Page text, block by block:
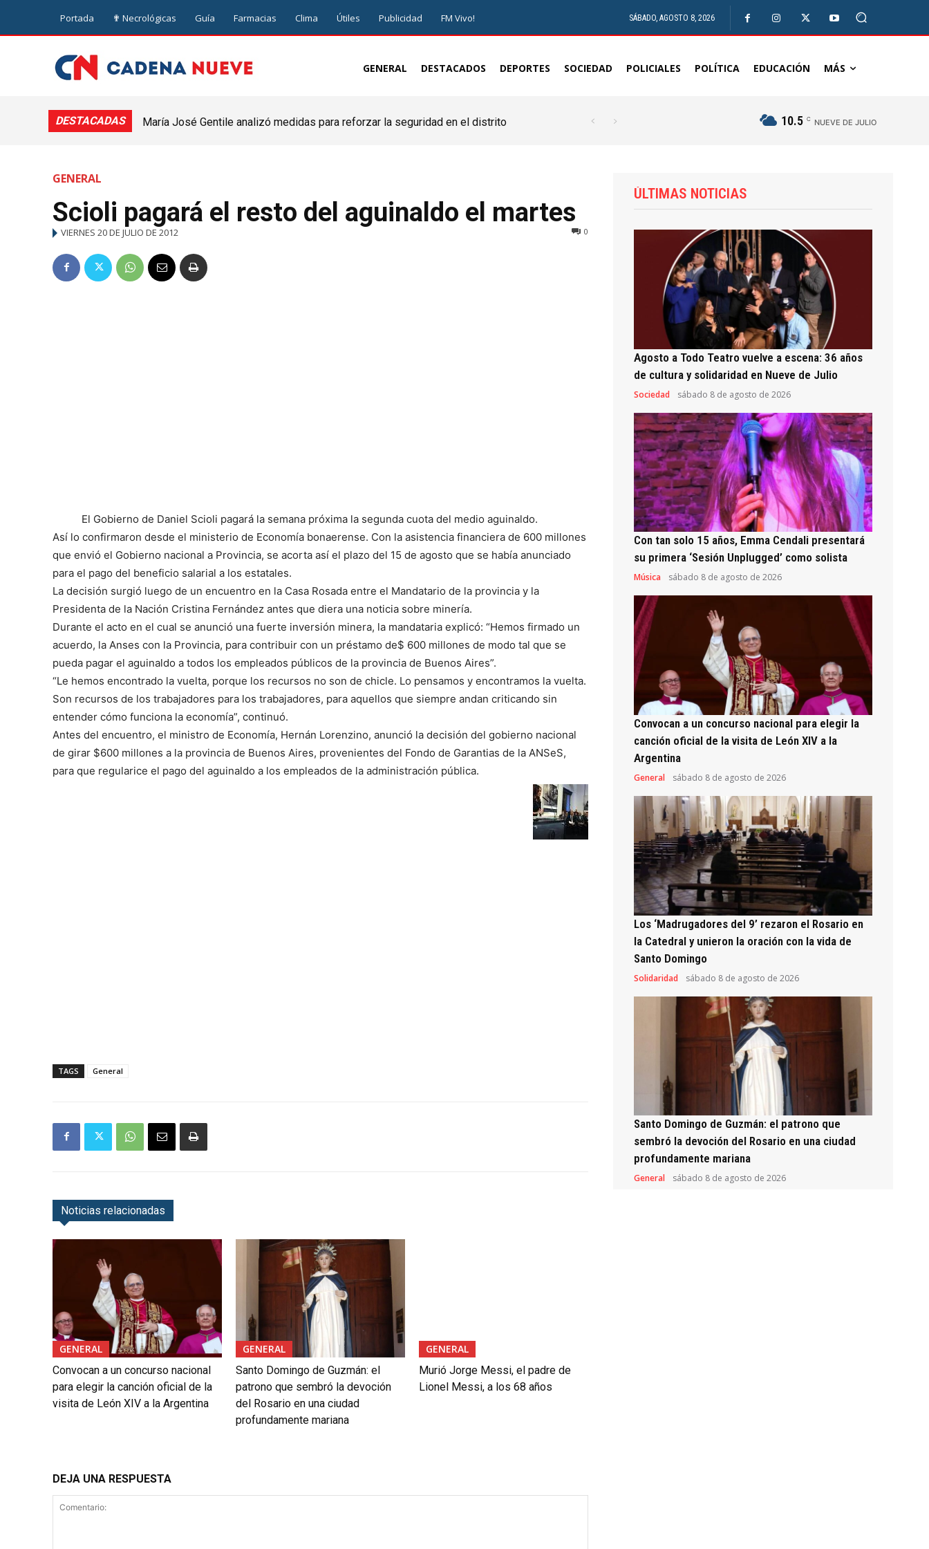
Portada ✟ Necrológicas Guía Farmacias Clima Útiles Publicidad FM Vivo! SÁBADO, AGOSTO 8, 2026
GENERAL DESTACADOS DEPORTES SOCIEDAD POLICIALES POLÍTICA EDUCACIÓN MÁS
DESTACADAS
María José Gentile analizó medidas para reforzar la seguridad en el distrito
10.5 C NUEVE DE JULIO
GENERAL
Scioli pagará el resto del aguinaldo el martes
VIERNES 20 DE JULIO DE 2012 0
El Gobierno de Daniel Scioli pagará la semana próxima la segunda cuota del medio aguinaldo.
Así lo confirmaron desde el ministerio de Economía bonaerense. Con la asistencia financiera de 600 millones
que envió el Gobierno nacional a Provincia, se acorta así el plazo del 15 de agosto que se había anunciado
para el pago del beneficio salarial a los estatales.
La decisión surgió luego de un encuentro en la Casa Rosada entre el Mandatario de la provincia y la
Presidenta de la Nación Cristina Fernández antes que diera una noticia sobre minería.
Durante el acto en el cual se anunció una fuerte inversión minera, la mandataria explicó: “Hemos firmado un
acuerdo, la Anses con la Provincia, para contribuir con un préstamo de$ 600 millones de modo tal que se
pueda pagar el aguinaldo a todos los empleados públicos de la provincia de Buenos Aires”.
“Le hemos encontrado la vuelta, porque los recursos no son de chicle. Lo pensamos y encontramos la vuelta.
Son recursos de los trabajadores para los trabajadores, para aquellos que siempre andan criticando sin
entender cómo funciona la economía”, continuó.
Antes del encuentro, el ministro de Economía, Hernán Lorenzino, anunció la decisión del gobierno nacional
de girar $600 millones a la provincia de Buenos Aires, provenientes del Fondo de Garantias de la ANSeS,
para que regularice el pago del aguinaldo a los empleados de la administración pública.
TAGS General
Noticias relacionadas
GENERAL
Convocan a un concurso nacional
para elegir la canción oficial de la
visita de León XIV a la Argentina
GENERAL
Santo Domingo de Guzmán: el
patrono que sembró la devoción
del Rosario en una ciudad
profundamente mariana
GENERAL
Murió Jorge Messi, el padre de
Lionel Messi, a los 68 años
DEJA UNA RESPUESTA
ÚLTIMAS NOTICIAS
Agosto a Todo Teatro vuelve a escena: 36 años
de cultura y solidaridad en Nueve de Julio
Sociedad sábado 8 de agosto de 2026
Con tan solo 15 años, Emma Cendali presentará
su primera ‘Sesión Unplugged’ como solista
Música sábado 8 de agosto de 2026
Convocan a un concurso nacional para elegir la
canción oficial de la visita de León XIV a la
Argentina
General sábado 8 de agosto de 2026
Los ‘Madrugadores del 9’ rezaron el Rosario en
la Catedral y unieron la oración con la vida de
Santo Domingo
Solidaridad sábado 8 de agosto de 2026
Santo Domingo de Guzmán: el patrono que
sembró la devoción del Rosario en una ciudad
profundamente mariana
General sábado 8 de agosto de 2026